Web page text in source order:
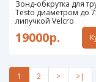
Зонд-обкрутка для
Testo диаметром до
липучкой Velcro
19000р.
1 2 >
>|